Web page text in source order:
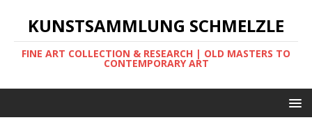
KUNSTSAMMLUNG SCHMELZLE
FINE ART COLLECTION & RESEARCH | OLD MASTERS TO
CONTEMPORARY ART